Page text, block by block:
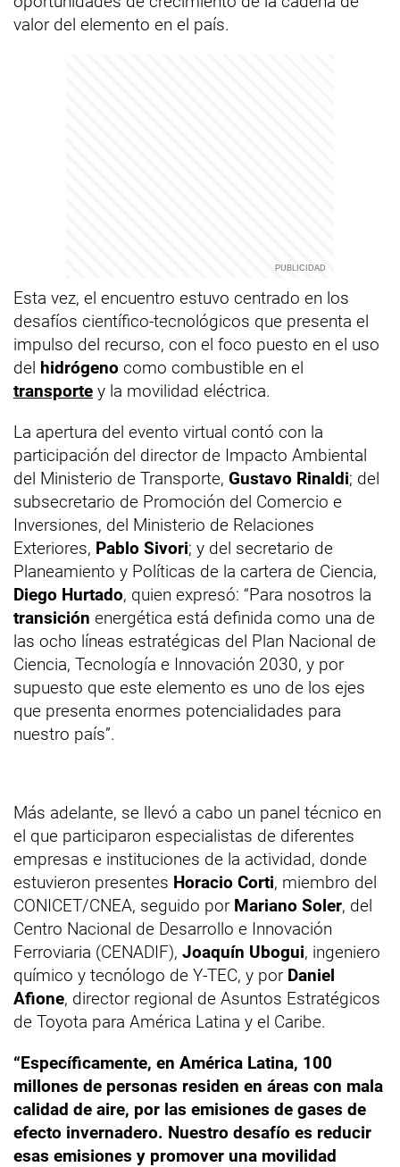
valor del elemento en el país.
Esta vez, el encuentro estuvo centrado en los
desafíos científico-tecnológicos que presenta el
impulso del recurso, con el foco puesto en el uso
del hidrógeno como combustible en el
transporte y la movilidad eléctrica.
La apertura del evento virtual contó con la
participación del director de Impacto Ambiental
del Ministerio de Transporte, Gustavo Rinaldi; del
subsecretario de Promoción del Comercio e
Inversiones, del Ministerio de Relaciones
Exteriores, Pablo Sivori; y del secretario de
Planeamiento y Políticas de la cartera de Ciencia,
Diego Hurtado, quien expresó: “Para nosotros la
transición energética está definida como una de
las ocho líneas estratégicas del Plan Nacional de
Ciencia, Tecnología e Innovación 2030, y por
supuesto que este elemento es uno de los ejes
que presenta enormes potencialidades para
nuestro país”.
Más adelante, se llevó a cabo un panel técnico en
el que participaron especialistas de diferentes
empresas e instituciones de la actividad, donde
estuvieron presentes Horacio Corti, miembro del
CONICET/CNEA, seguido por Mariano Soler, del
Centro Nacional de Desarrollo e Innovación
Ferroviaria (CENADIF), Joaquín Ubogui, ingeniero
químico y tecnólogo de Y-TEC, y por Daniel
Afione, director regional de Asuntos Estratégicos
de Toyota para América Latina y el Caribe.
“Específicamente, en América Latina, 100
millones de personas residen en áreas con mala
calidad de aire, por las emisiones de gases de
efecto invernadero. Nuestro desafío es reducir
esas emisiones y promover una movilidad